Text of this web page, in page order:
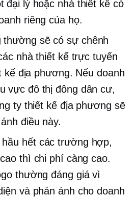
đại lý hoặc nhà thiết kế có
riêng của họ.
thường sẽ có sự chênh
nhà thiết kế trực tuyến
kế địa phương. Nếu doanh
vực đô thị đông dân cư,
ty thiết kế địa phương sẽ
điều này.
hầu hết các trường hợp,
thì chi phí càng cao.
thường đáng giá vì
và phản ánh cho doanh